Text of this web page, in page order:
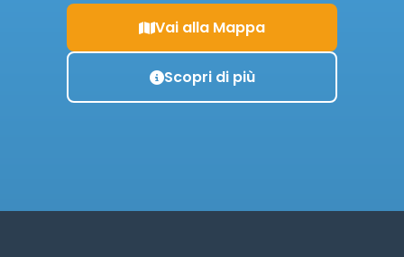
Vai alla Mappa
Scopri di più